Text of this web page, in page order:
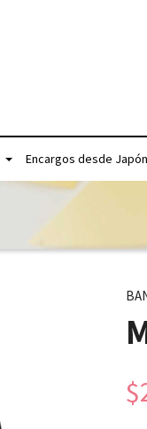
Encargos desde Japón